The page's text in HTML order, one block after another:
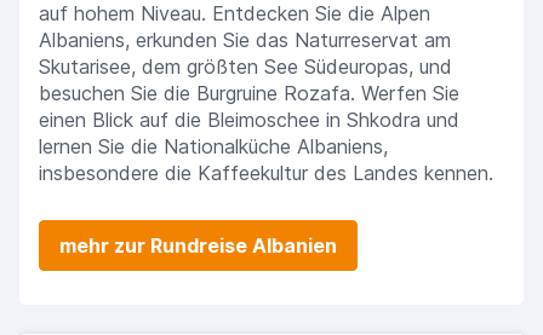
auf hohem Niveau. Entdecken Sie die Alpen
Albaniens, erkunden Sie das Naturreservat am
Skutarisee, dem größten See Südeuropas, und
besuchen Sie die Burgruine Rozafa. Werfen Sie
einen Blick auf die Bleimoschee in Shkodra und
lernen Sie die Nationalküche Albaniens,
insbesondere die Kaffeekultur des Landes kennen.
mehr zur Rundreise Albanien